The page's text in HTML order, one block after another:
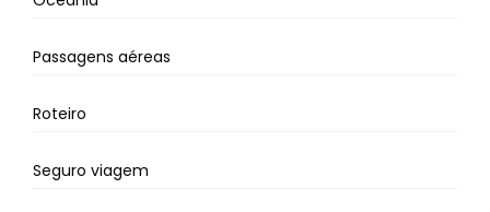
Passagens aéreas
Roteiro
Seguro viagem